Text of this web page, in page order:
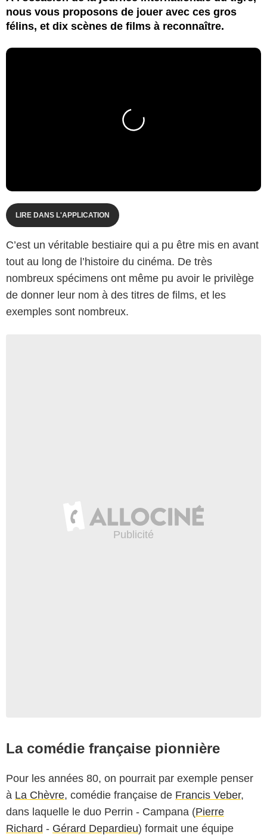
nous vous proposons de jouer avec ces gros
félins, et dix scènes de films à reconnaître.
LIRE DANS L'APPLICATION
C’est un véritable bestiaire qui a pu être mis en avant
tout au long de l’histoire du cinéma. De très
nombreux spécimens ont même pu avoir le privilège
de donner leur nom à des titres de films, et les
exemples sont nombreux.
La comédie française pionnière
Pour les années 80, on pourrait par exemple penser
à La Chèvre, comédie française de Francis Veber,
dans laquelle le duo Perrin - Campana (Pierre
Richard - Gérard Depardieu) formait une équipe